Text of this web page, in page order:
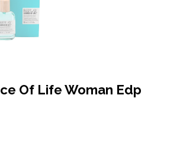
Of Life Woman Edp